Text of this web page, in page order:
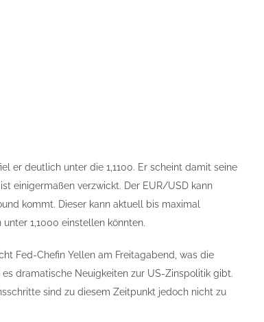
er deutlich unter die 1,1100. Er scheint damit seine
einigermaßen verzwickt. Der EUR/USD kann
kommt. Dieser kann aktuell bis maximal
1,1000 einstellen könnten.
Fed-Chefin Yellen am Freitagabend, was die
dramatische Neuigkeiten zur US-Zinspolitik gibt.
sind zu diesem Zeitpunkt jedoch nicht zu